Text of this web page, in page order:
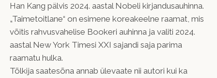
Han Kang pälvis 2024. aastal Nobeli kirjandusauhinna.
„Taimetoitlane“ on esimene koreakeelne raamat, mis
võitis rahvusvahelise Bookeri auhinna ja valiti 2024.
aastal New York Timesi XXI sajandi saja parima
raamatu hulka.
Tõlkija saatesõna annab ülevaate nii autori kui ka